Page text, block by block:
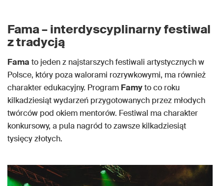
Fama – interdyscyplinarny festiwal
z tradycją
Fama to jeden z najstarszych festiwali artystycznych w
Polsce, który poza walorami rozrywkowymi, ma również
charakter edukacyjny. Program Famyto co roku
kilkadziesiąt wydarzeń przygotowanych przez młodych
twórców pod okiem mentorów. Festiwal ma charakter
konkursowy, a pula nagród to zawsze kilkadziesiąt
tysięcy złotych.